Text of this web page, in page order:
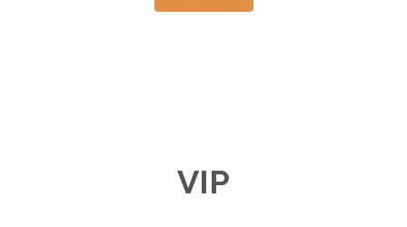
VIP